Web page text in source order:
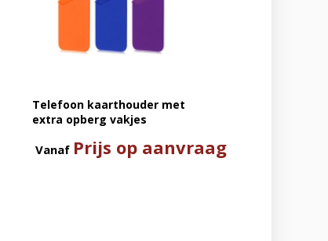
Telefoon kaarthouder met
extra opberg vakjes
Vanaf Prijs op aanvraag